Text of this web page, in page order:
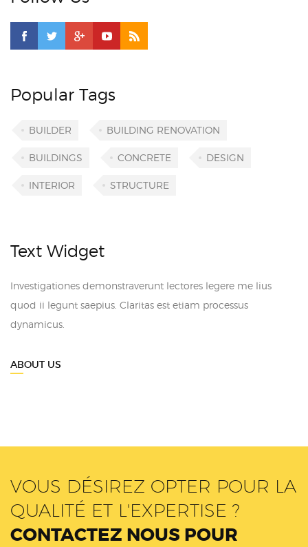
Popular Tags
BUILDER BUILDING RENOVATION
BUILDINGS CONCRETE DESIGN
INTERIOR STRUCTURE
Text Widget
Investigationes demonstraverunt lectores legere me lius
quod ii legunt saepius. Claritas est etiam processus
dynamicus.
ABOUT US
VOUS DÉSIREZ OPTER POUR LA
QUALITÉ ET L'EXPERTISE ?
CONTACTEZ NOUS POUR